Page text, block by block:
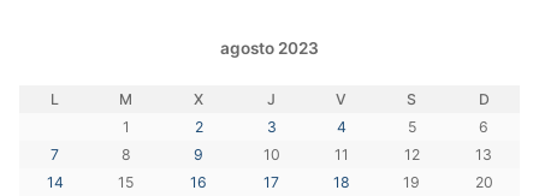
agosto 2023
L M X J V S D
1 2 3 4 5
6
7
8 9 10 11 12
13
14
15 16 17 18 19
20